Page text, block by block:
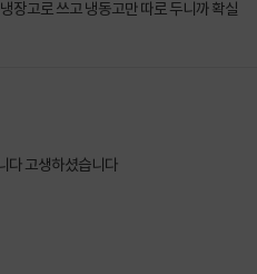
장고로 쓰고 냉동고만 따로 두니까 확실
잘받았습니다 설치 잘해주셔서 감사합니다 고생하셨습니다